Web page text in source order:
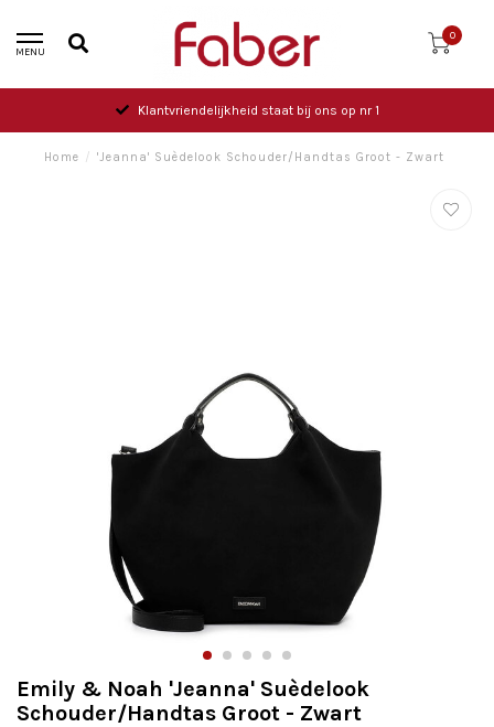
MENU
0
Klantvriendelijkheid staat bij ons op nr 1
Home / 'Jeanna' Suèdelook Schouder/Handtas Groot - Zwart
Emily & Noah 'Jeanna' Suèdelook
Schouder/Handtas Groot - Zwart